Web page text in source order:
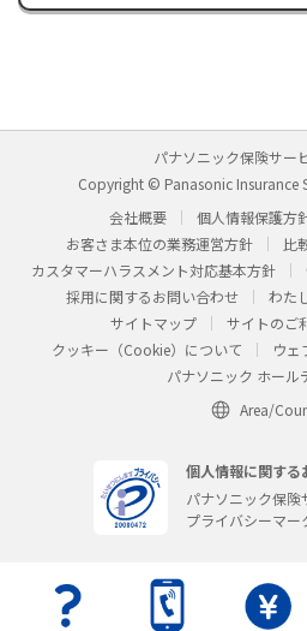
パナソニック保険サー
Copyright © Panasonic Insurance
会社概要
個人情報保護方
お客さま本位の業務運営方針
比
カスタマーハラスメント対応基本方針
採用に関するお問い合わせ
わた
サイトマップ
サイトのご
クッキー（Cookie）について
ウェ
パナソニック ホール
Area/
個人情報に関する
パナソニック保険
プライバシーマー